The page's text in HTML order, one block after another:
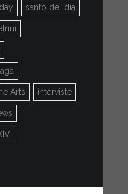
santo del día
Arts interviste